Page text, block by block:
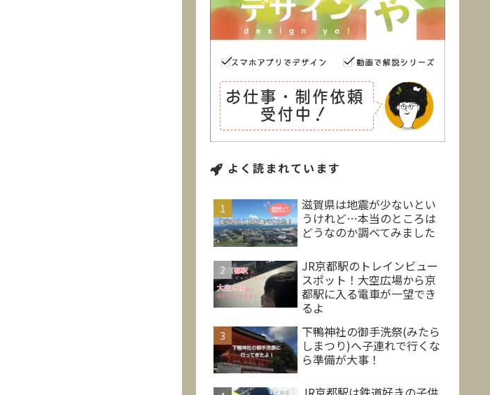
よく読まれています
滋賀県は地震が少ないとい
うけれど…本当のところは
どうなのか調べてみました
JR京都駅のトレインビュー
スポット！大空広場から京
都駅に入る電車が一望でき
るよ
下鴨神社の御手洗祭(みたら
しまつり)へ子連れで行くな
ら準備が大事！